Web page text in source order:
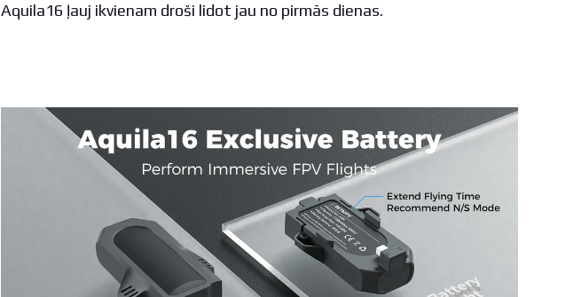
Aquila16 ļauj ikvienam droši lidot jau no pirmās dienas.